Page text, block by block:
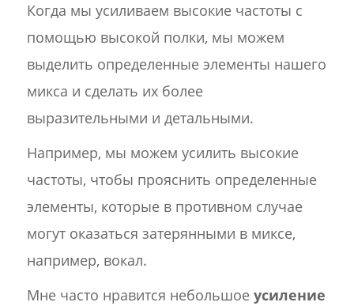
Когда мы усиливаем высокие частоты с
помощью высокой полки, мы можем
выделить определенные элементы нашего
микса и сделать их более
выразительными и детальными.
Например, мы можем усилить высокие
частоты, чтобы прояснить определенные
элементы, которые в противном случае
могут оказаться затерянными в миксе,
например, вокал.
Мне часто нравится небольшое усиление